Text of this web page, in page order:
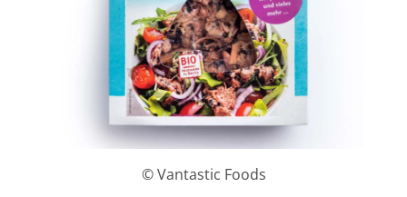
© Vantastic Foods